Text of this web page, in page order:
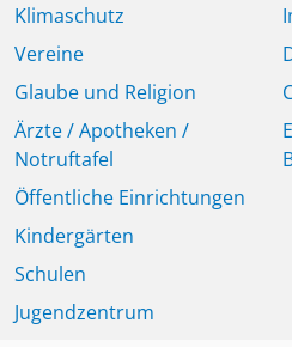
Klimaschutz
Vereine
Glaube und Religion
Ärzte / Apotheken /
Notruftafel
Öffentliche Einrichtungen
Kindergärten
Schulen
Jugendzentrum